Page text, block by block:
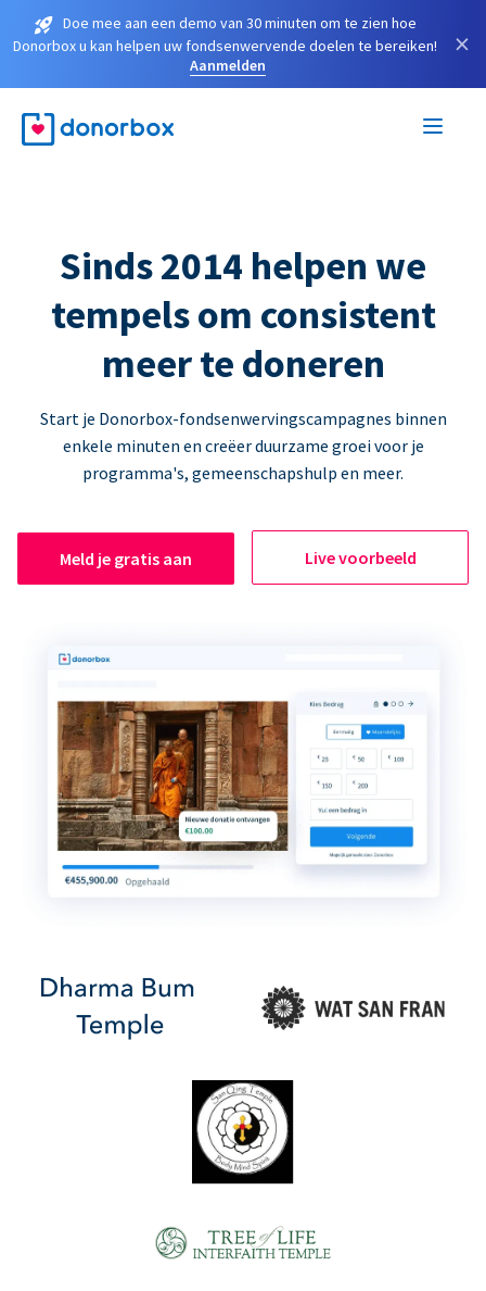
Doe mee aan een demo van 30 minuten om te zien hoe
Donorbox u kan helpen uw fondsenwervende doelen te bereiken!
Aanmelden
×
Sinds 2014 helpen we
tempels om consistent
meer te doneren
Start je Donorbox-fondsenwervingscampagnes binnen
enkele minuten en creëer duurzame groei voor je
programma's, gemeenschapshulp en meer.
Meld je gratis aan Live voorbeeld